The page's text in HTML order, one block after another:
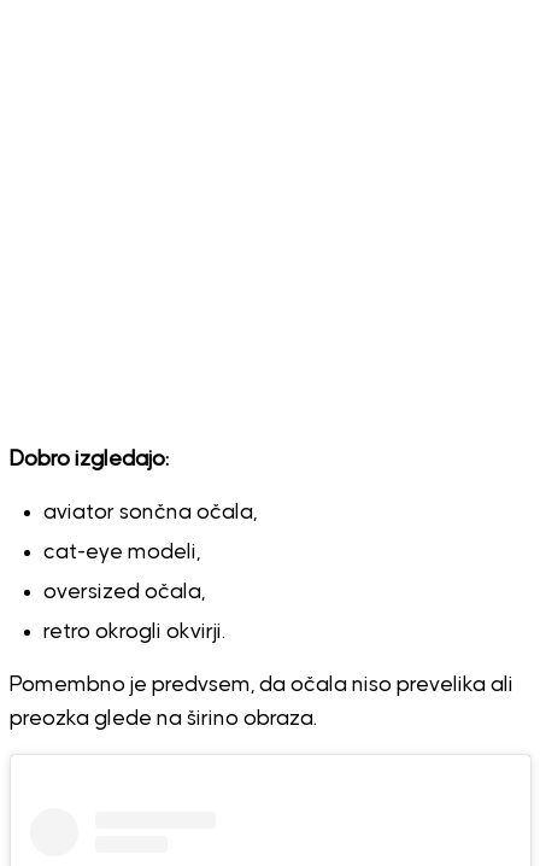
Dobro izgledajo:
aviator sončna očala,
cat-eye modeli,
oversized očala,
retro okrogli okvirji.
Pomembno je predvsem, da očala niso prevelika ali
preozka glede na širino obraza.